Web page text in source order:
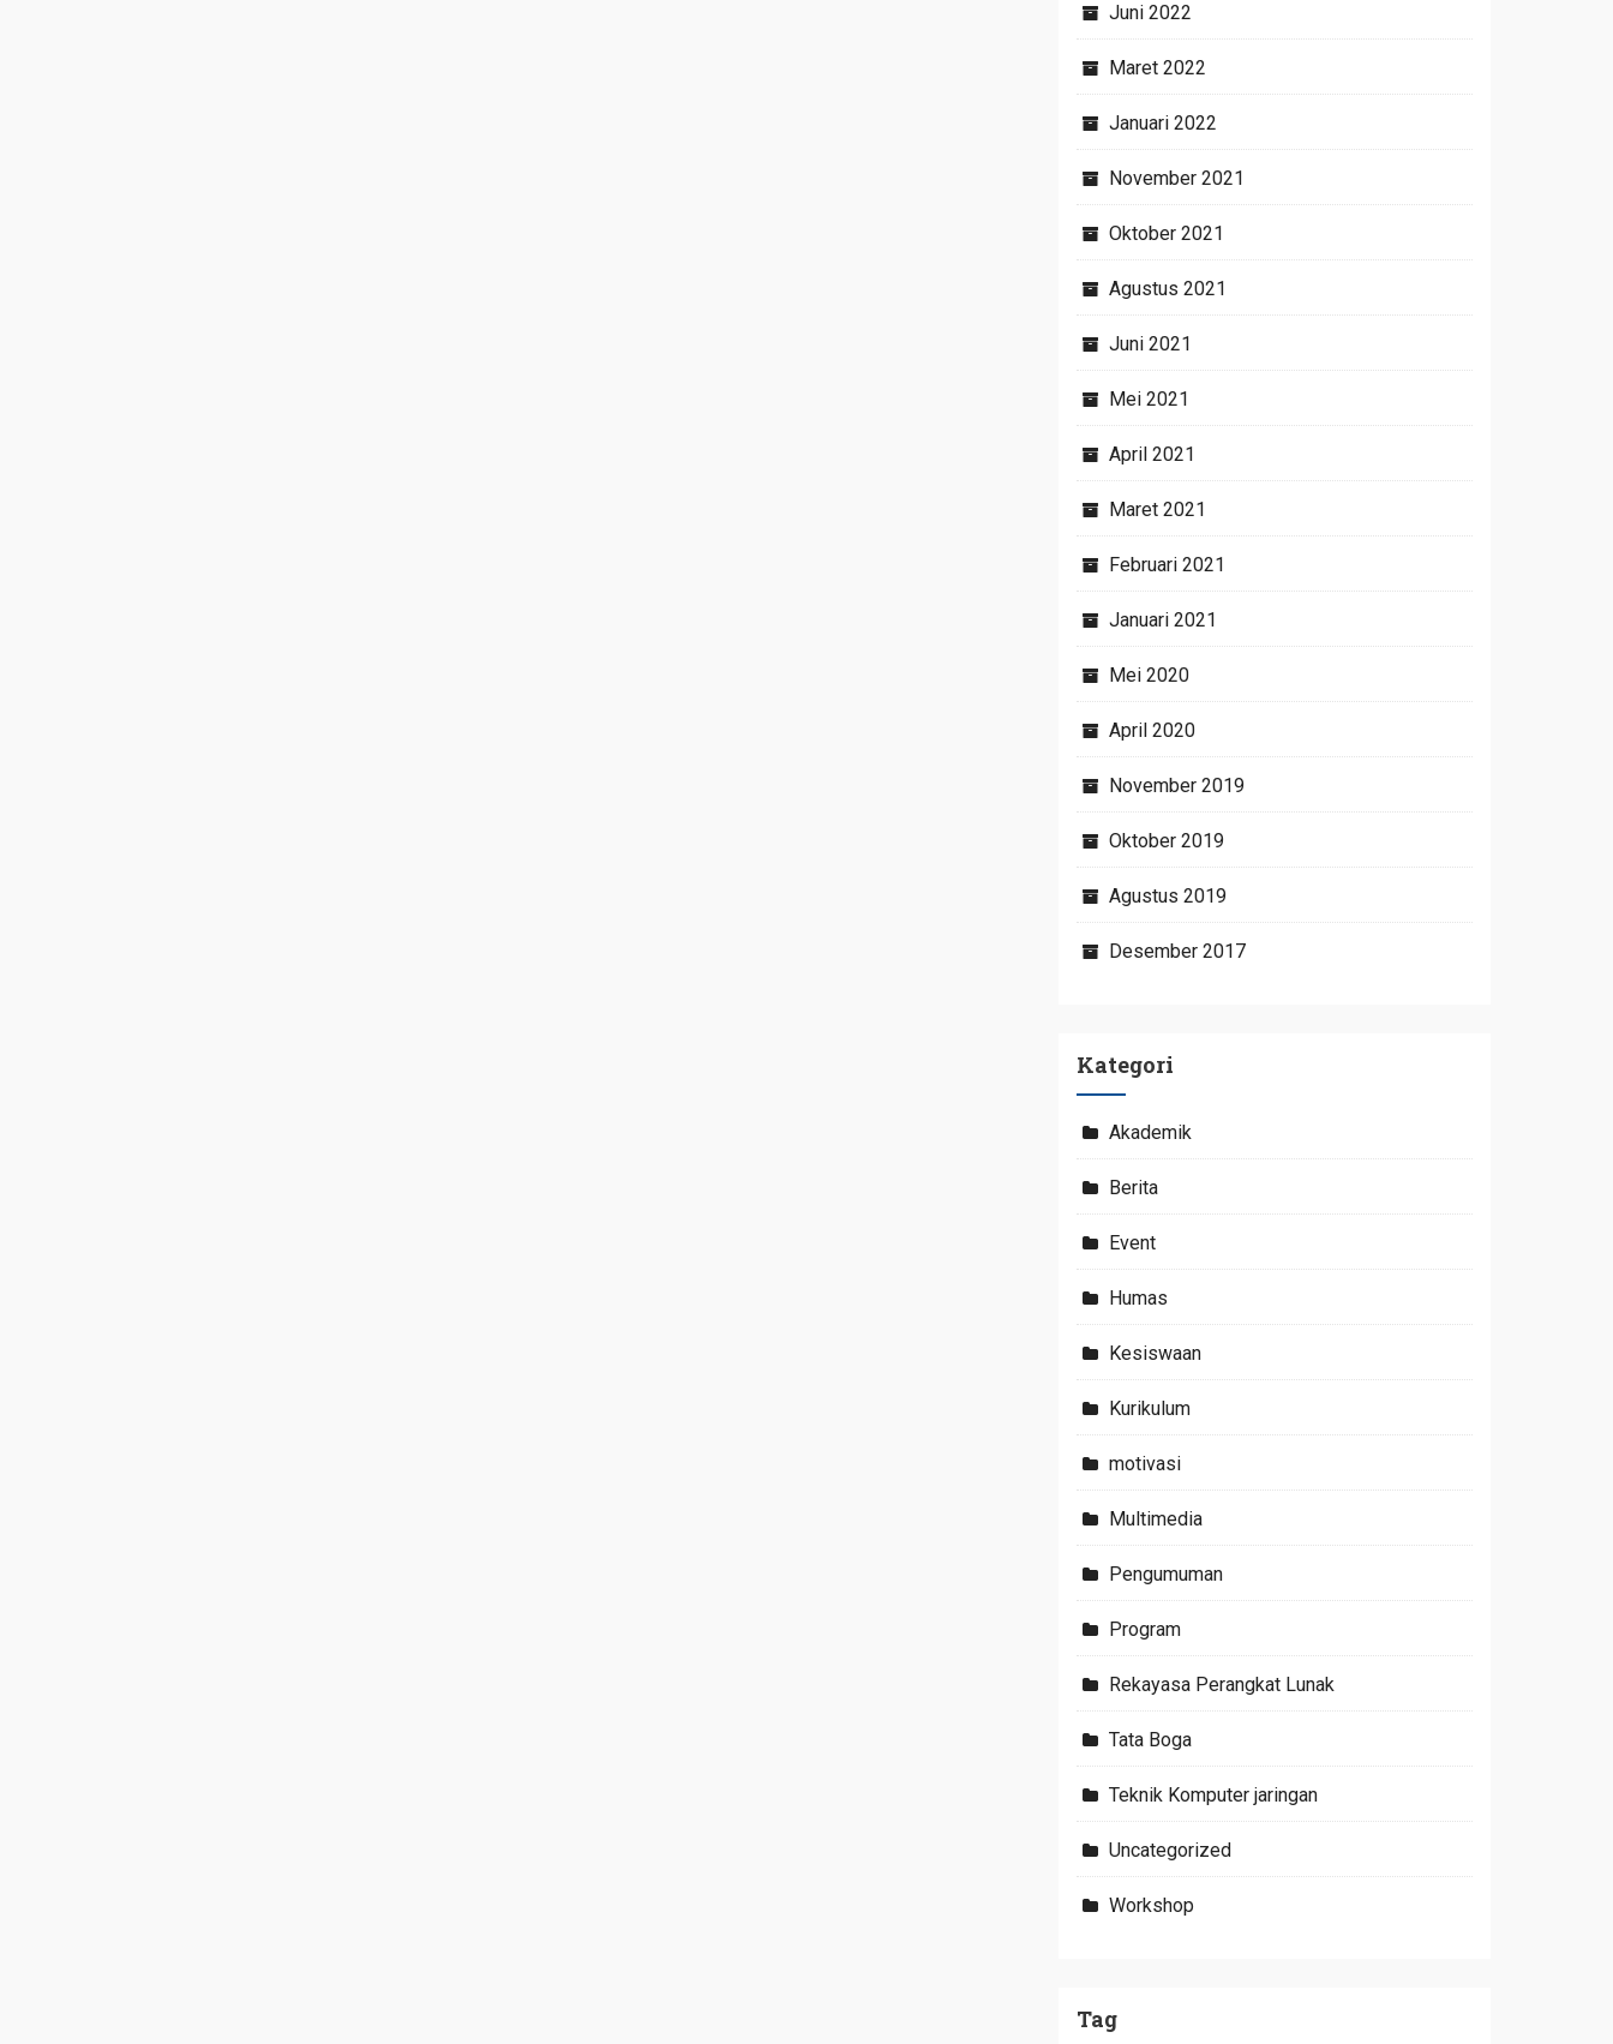
Juni 2022
Maret 2022
Januari 2022
November 2021
Oktober 2021
Agustus 2021
Juni 2021
Mei 2021
April 2021
Maret 2021
Februari 2021
Januari 2021
Mei 2020
April 2020
November 2019
Oktober 2019
Agustus 2019
Desember 2017
Kategori
Akademik
Berita
Event
Humas
Kesiswaan
Kurikulum
motivasi
Multimedia
Pengumuman
Program
Rekayasa Perangkat Lunak
Tata Boga
Teknik Komputer jaringan
Uncategorized
Workshop
Tag